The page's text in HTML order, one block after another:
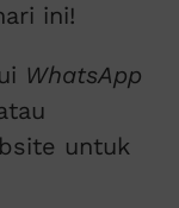
ini!
WhatsApp
untuk